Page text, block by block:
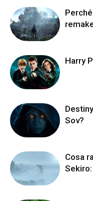
Harry
Sov?
Cosa